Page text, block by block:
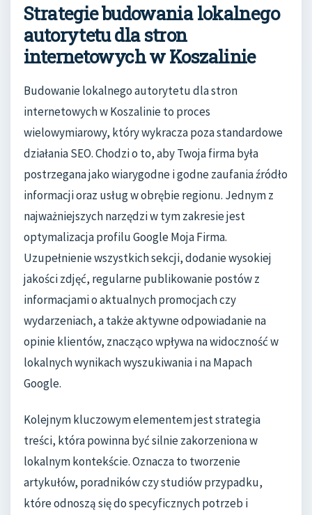
Strategie budowania lokalnego
autorytetu dla stron
internetowych w Koszalinie
Budowanie lokalnego autorytetu dla stron
internetowych w Koszalinie to proces
wielowymiarowy, który wykracza poza standardowe
działania SEO. Chodzi o to, aby Twoja firma była
postrzegana jako wiarygodne i godne zaufania źródło
informacji oraz usług w obrębie regionu. Jednym z
najważniejszych narzędzi w tym zakresie jest
optymalizacja profilu Google Moja Firma.
Uzupełnienie wszystkich sekcji, dodanie wysokiej
jakości zdjęć, regularne publikowanie postów z
informacjami o aktualnych promocjach czy
wydarzeniach, a także aktywne odpowiadanie na
opinie klientów, znacząco wpływa na widoczność w
lokalnych wynikach wyszukiwania i na Mapach
Google.
Kolejnym kluczowym elementem jest strategia
treści, która powinna być silnie zakorzeniona w
lokalnym kontekście. Oznacza to tworzenie
artykułów, poradników czy studiów przypadku,
które odnoszą się do specyficznych potrzeb i